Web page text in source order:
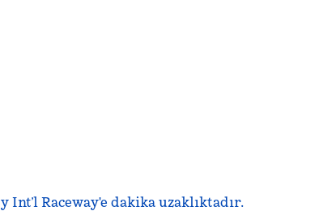
Raceway'e dakika uzaklıktadır.